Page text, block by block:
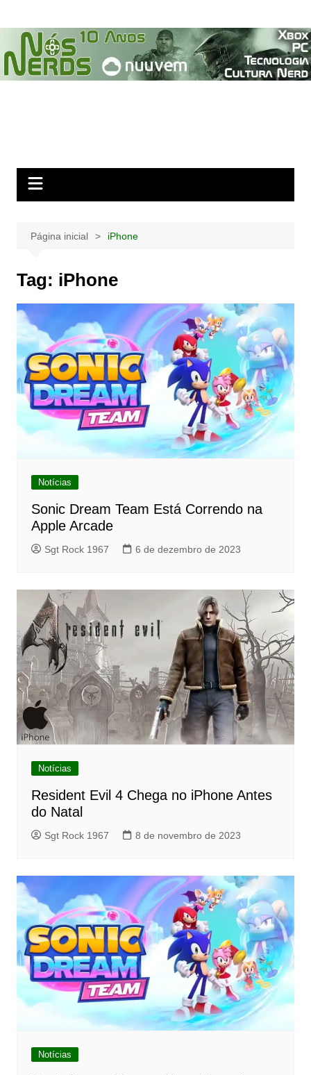
para
conteúdo
Página inicial iPhone
Tag: iPhone
Notícias
Sonic Dream Team Está Correndo na
Apple Arcade
Sgt Rock 1967 6 de dezembro de 2023
Notícias
Resident Evil 4 Chega no iPhone Antes
do Natal
Sgt Rock 1967 8 de novembro de 2023
Notícias